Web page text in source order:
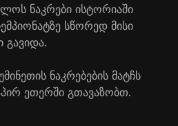
ნაკრები ისტორიაში
სწორედ მისი
გავიდა.
ნაკრებების მატჩს
ეთერში გთავაზობთ.